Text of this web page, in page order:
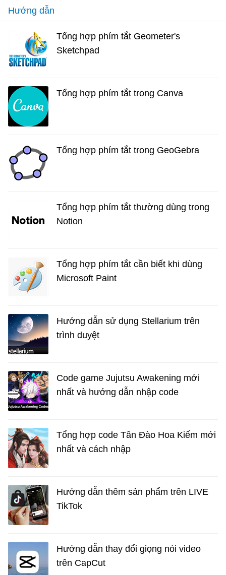
Hướng dẫn
Tổng hợp phím tắt Geometer's
Sketchpad
Tổng hợp phím tắt trong Canva
Tổng hợp phím tắt trong GeoGebra
Tổng hợp phím tắt thường dùng trong
Notion
Tổng hợp phím tắt cần biết khi dùng
Microsoft Paint
Hướng dẫn sử dụng Stellarium trên
trình duyệt
Code game Jujutsu Awakening mới
nhất và hướng dẫn nhập code
Tổng hợp code Tân Đào Hoa Kiếm mới
nhất và cách nhập
Hướng dẫn thêm sản phẩm trên LIVE
TikTok
Hướng dẫn thay đổi giọng nói video
trên CapCut